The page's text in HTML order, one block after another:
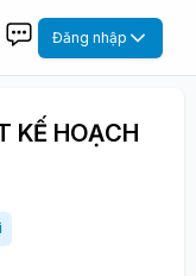
Đăng nhập
KẾ HOẠCH